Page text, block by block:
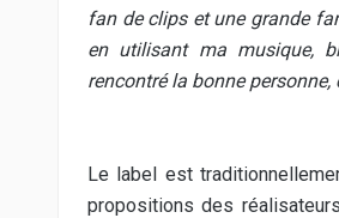
fan de clips et une grande
en utilisant ma musique,
rencontré la bonne personne,
Le label est
propositions des